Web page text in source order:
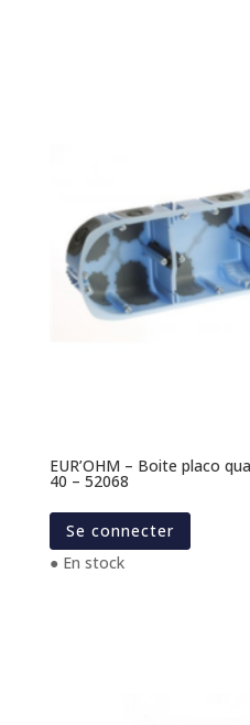
EUR’OHM – Boite placo
40 – 52068
Se connecter
● En stock